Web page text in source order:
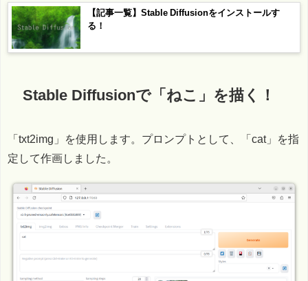
【記事一覧】Stable Diffusionをインストールす
る！
Stable Diffusionで「ねこ」を描く！
「txt2img」を使用します。プロンプトとして、「cat」を指
定して作画しました。